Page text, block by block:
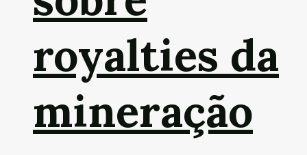
royalties da
mineração